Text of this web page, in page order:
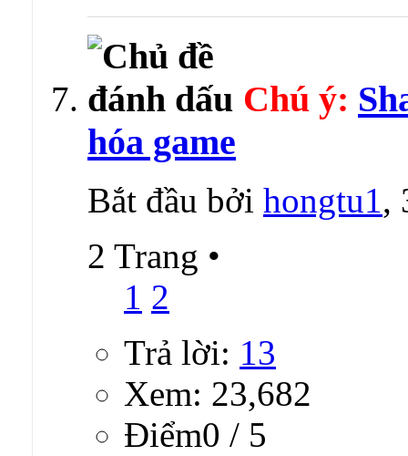
Chú ý:
hóa game
Bắt đầu bởi hongtu1,
2 Trang •
1 2
Trả lời: 13
Xem: 23,682
Ðiểm0 / 5